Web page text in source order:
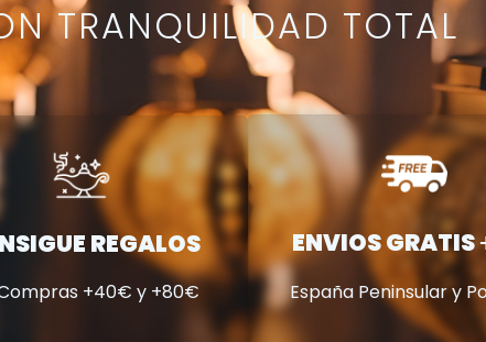
TRANQUILIDAD TOTAL
REGALOS
+40€ y +80€
ENVIOS GRATIS
España Peninsular y